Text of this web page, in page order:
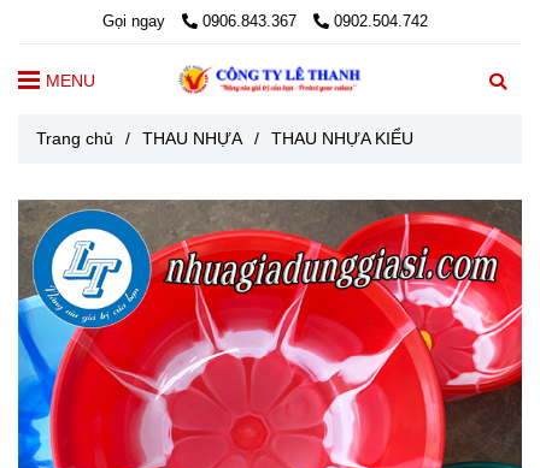
Gọi ngay 0906.843.367 0902.504.742
MENU
Trang chủ / THAU NHỰA / THAU NHỰA KIỂU